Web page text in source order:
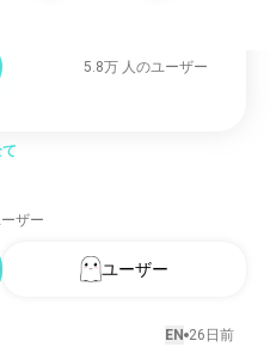
1906 人のユーザー
5.8万 人のユーザー
ザー
ユーザー
EN 26日前